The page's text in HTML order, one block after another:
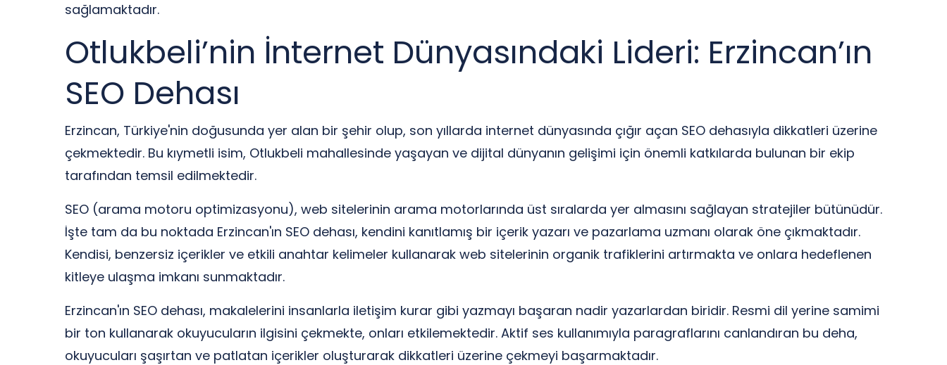
sağlamaktadır.
Otlukbeli’nin İnternet Dünyasındaki Lideri: Erzincan’ın
SEO Dehası
Erzincan, Türkiye'nin doğusunda yer alan bir şehir olup, son yıllarda internet dünyasında çığır açan SEO dehasıyla dikkatleri üzerine
çekmektedir. Bu kıymetli isim, Otlukbeli mahallesinde yaşayan ve dijital dünyanın gelişimi için önemli katkılarda bulunan bir ekip
tarafından temsil edilmektedir.
SEO (arama motoru optimizasyonu), web sitelerinin arama motorlarında üst sıralarda yer almasını sağlayan stratejiler bütünüdür.
İşte tam da bu noktada Erzincan'ın SEO dehası, kendini kanıtlamış bir içerik yazarı ve pazarlama uzmanı olarak öne çıkmaktadır.
Kendisi, benzersiz içerikler ve etkili anahtar kelimeler kullanarak web sitelerinin organik trafiklerini artırmakta ve onlara hedeflenen
kitleye ulaşma imkanı sunmaktadır.
Erzincan'ın SEO dehası, makalelerini insanlarla iletişim kurar gibi yazmayı başaran nadir yazarlardan biridir. Resmi dil yerine samimi
bir ton kullanarak okuyucuların ilgisini çekmekte, onları etkilemektedir. Aktif ses kullanımıyla paragraflarını canlandıran bu deha,
okuyucuları şaşırtan ve patlatan içerikler oluşturarak dikkatleri üzerine çekmeyi başarmaktadır.